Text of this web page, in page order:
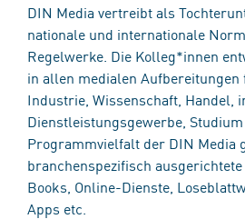
DIN Media vertreibt als
nationale und internationale
Regelwerke. Die Kolleg*innen
in allen medialen
Industrie, Wissenschaft, Handel,
Dienstleistungsgewerbe,
Programmvielfalt der DIN Media
branchenspezifisch
Books, Online-Dienste,
Apps etc.